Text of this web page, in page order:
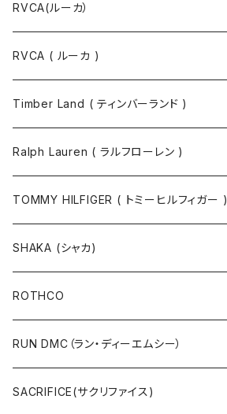
RVCA(ルーカ）
RVCA ( ルーカ )
Timber Land ( ティンバーランド )
ソックス
半袖Tシャツ
長袖Tシャツ
キャップ
ニットキャップ / ビーニー
ベルト / サスペンダー
Ralph Lauren ( ラルフローレン )
シャツ
帽子
ニットキャップ / ビーニー
キャップ
マフラー / ストール
シューズ
ニット
TOMMY HILFIGER ( トミーヒルフィガー )
ジャケット
SHAKA (シャカ)
ROTHCO
RUN DMC（ラン・ディーエムシー）
SACRIFICE(サクリファイス)